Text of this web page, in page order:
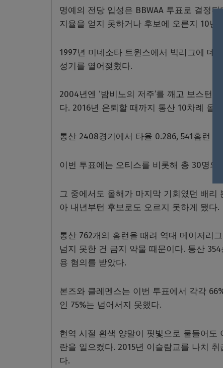
명예의 전당 입성은 BBWAA 투표로 결정
지율을 얻지 못하거나 후보에 오른지 10년
1997년 미네소타 트윈스에서 빅리그에 데
성기를 열어젖혔다.
2004년엔 ‘밤비노의 저주’를 깨고 보스턴
다. 2016년 은퇴할 때까지 통산 10차례 올
통산 2408경기에서 타율 0.286, 541홈런
이번 투표에는 오티스를 비롯해 총 30명의
그 중에서도 올해가 마지막 기회였던 배
아 내년부턴 후보로도 오르지 못하게 됐다.
통산 762개의 홈런을 때려 역대 메이저리
넘지 못한 건 금지 약물 때문이다. 통산
용 혐의를 받았다.
본즈와 클레멘스는 이번 투표에서 각각
인 75%는 넘어서지 못했다.
현역 시절 흰색 양말이 핏빛으로 물들어도
란을 일으켰다. 2015년 이슬람교를 나치
다.